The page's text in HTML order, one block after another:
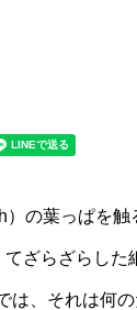
）の葉っぱを触
てざらざらし
は、それは何の